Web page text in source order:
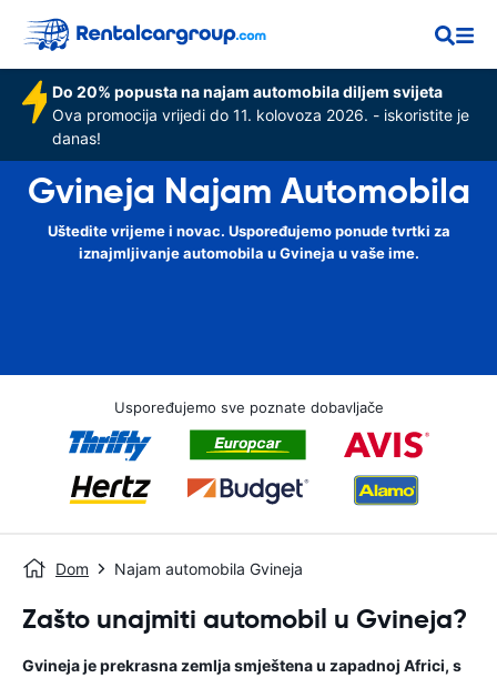
Do 20% popusta na najam automobila diljem svijeta
Ova promocija vrijedi do 11. kolovoza 2026. - iskoristite je
danas!
Gvineja Najam Automobila
Uštedite vrijeme i novac. Uspoređujemo ponude tvrtki za
iznajmljivanje automobila u Gvineja u vaše ime.
Uspoređujemo sve poznate dobavljače
Dom Najam automobila Gvineja
Zašto unajmiti automobil u Gvineja?
Gvineja je prekrasna zemlja smještena u zapadnoj Africi, s